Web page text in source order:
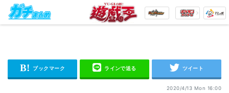
2020/4/13 Mon 16:00